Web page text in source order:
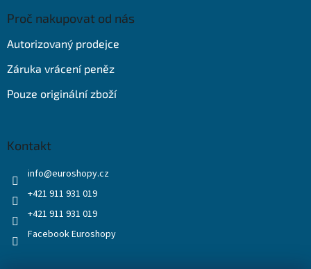
Proč nakupovat od nás
Autorizovaný prodejce
Záruka vrácení peněz
Pouze originální zboží
Kontakt
info@euroshopy.cz
+421 911 931 019
+421 911 931 019
Facebook Euroshopy